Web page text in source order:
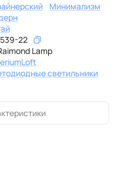
Минимализм
22
Lamp
светильники